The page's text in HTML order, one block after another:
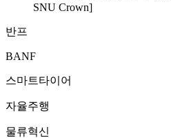
SNU Crown]
반프
BANF
스마트타이어
자율주행
물류혁신